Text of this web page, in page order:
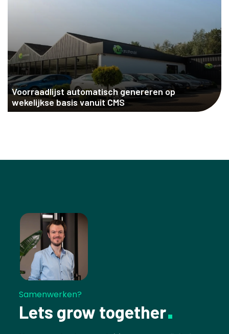
Voorraadlijst automatisch genereren op
wekelijkse basis vanuit CMS
Samenwerken?
Lets grow together